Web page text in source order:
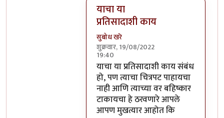
याचा या
प्रतिसादाशी काय
सुबोध खरे
शुक्रवार, 19/08/2022
19:40
In reply toआमिर खान देशाचा सामान्य
याचा या प्रतिसादाशी काय संबंध
हो, पण त्याचा चित्रपट पाहायचा
नाही आणि त्याच्या वर बहिष्कार
टाकायचा हे ठरवणारे आपले
आपण मुखत्यार आहोत कि